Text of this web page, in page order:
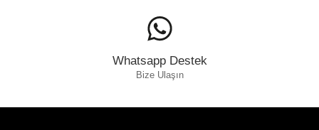
Whatsapp Destek
Bize Ulaşın